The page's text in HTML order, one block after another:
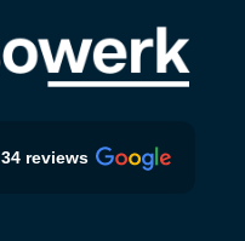
34 reviews